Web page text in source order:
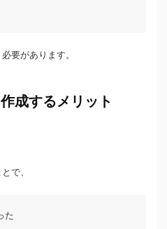
要があります。
成するメリット
で、
た